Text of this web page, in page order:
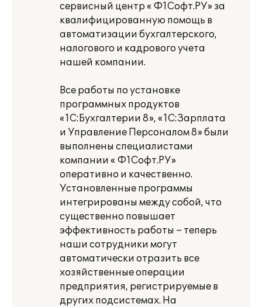
сервисный центр « Ф1Cофт.РУ» за
квалифицированную помощь в
автоматизации бухгалтерского,
налогового и кадрового учета
нашей компании.
Все работы по установке
программных продуктов
«1С:Бухгалтерии 8», «1С:Зарплата
и Управление Персоналом 8» были
выполнены специалистами
компании « Ф1Cофт.РУ»
оперативно и качественно.
Установленные программы
интегрированы между собой, что
существенно повышает
эффективность работы – теперь
наши сотрудники могут
автоматически отразить все
хозяйственные операции
предприятия, регистрируемые в
других подсистемах. На